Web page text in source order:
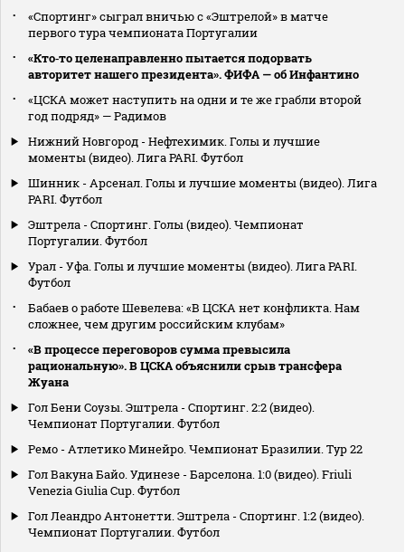
«Спортинг» сыграл вничью с «Эштрелой» в матче
первого тура чемпионата Португалии
«Кто‑то целенаправленно пытается подорвать
авторитет нашего президента». ФИФА — об Инфантино
«ЦСКА может наступить на одни и те же грабли второй
год подряд» — Радимов
Нижний Новгород - Нефтехимик. Голы и лучшие
моменты (видео). Лига PARI. Футбол
Шинник - Арсенал. Голы и лучшие моменты (видео). Лига
PARI. Футбол
Эштрела - Спортинг. Голы (видео). Чемпионат
Португалии. Футбол
Урал - Уфа. Голы и лучшие моменты (видео). Лига PARI.
Футбол
Бабаев о работе Шевелева: «В ЦСКА нет конфликта. Нам
сложнее, чем другим российским клубам»
«В процессе переговоров сумма превысила
рациональную». В ЦСКА объяснили срыв трансфера
Жуана
Гол Бени Соузы. Эштрела - Спортинг. 2:2 (видео).
Чемпионат Португалии. Футбол
Ремо - Атлетико Минейро. Чемпионат Бразилии. Тур 22
Гол Вакуна Байо. Удинезе - Барселона. 1:0 (видео). Friuli
Venezia Giulia Cup. Футбол
Гол Леандро Антонетти. Эштрела - Спортинг. 1:2 (видео).
Чемпионат Португалии. Футбол